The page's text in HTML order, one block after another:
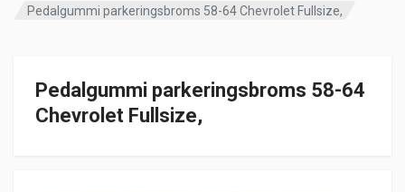
Pedalgummi parkeringsbroms 58-64 Chevrolet Fullsize,
Pedalgummi parkeringsbroms 58-64
Chevrolet Fullsize,